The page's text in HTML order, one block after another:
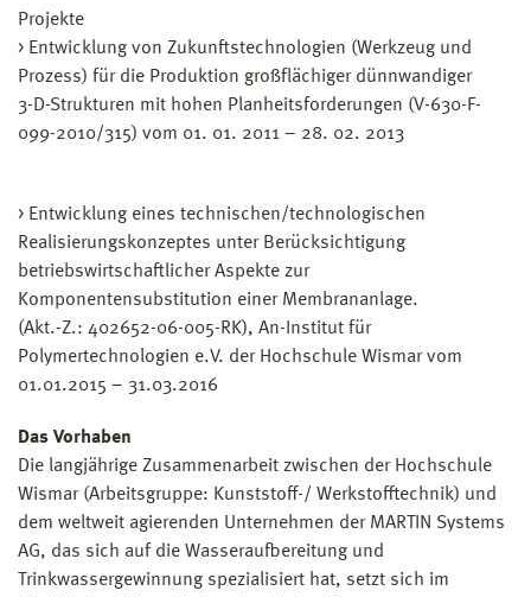
Projekte
> Entwicklung von Zukunftstechnologien (Werkzeug und
Prozess) für die Produktion großflächiger dünnwandiger
3-D-Strukturen mit hohen Planheitsforderungen (V-630-F-
099-2010/315) vom 01. 01. 2011 – 28. 02. 2013
> Entwicklung eines technischen/technologischen
Realisierungskonzeptes unter Berücksichtigung
betriebswirtschaftlicher Aspekte zur
Komponentensubstitution einer Membrananlage.
(Akt.-Z.: 402652-06-005-RK), An-Institut für
Polymertechnologien e.V. der Hochschule Wismar vom
01.01.2015 – 31.03.2016
Das Vorhaben
Die langjährige Zusammenarbeit zwischen der Hochschule
Wismar (Arbeitsgruppe: Kunststoff-/ Werkstofftechnik) und
dem weltweit agierenden Unternehmen der MARTIN Systems
AG, das sich auf die Wasseraufbereitung und
Trinkwassergewinnung spezialisiert hat, setzt sich im